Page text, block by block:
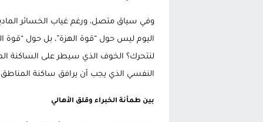
وفي سياق متصل، ورغم غياب الخسائر
اليوم ليس حول “قوة الهزة”، بل حول “قوة
لنتحرك؟ الخوف الذي سيطر على الساكنة
النفسي الذي يجب أن يرافق ساكنة المناطق
بين طمأنة الخبراء وقلق الأهالي